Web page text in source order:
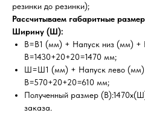
резинки до резинки);
Рассчитываем габаритные
Ширину (Ш):
В=В1 (мм) + Напуск низ (мм) +
В=1430+20+20=1470 мм;
Ш=Ш1 (мм) + Напуск лево (мм)
В=570+20+20=610 мм;
Полученный размер
заказа.